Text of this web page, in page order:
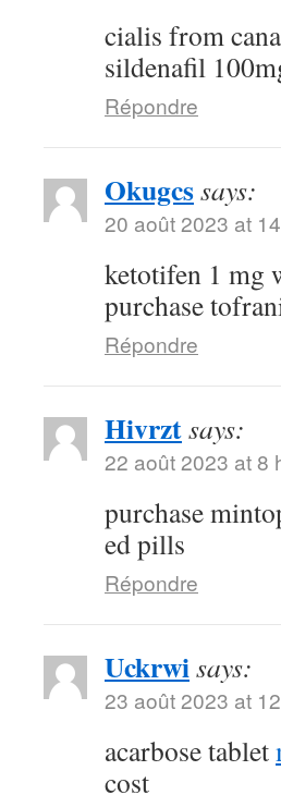
cialis from
sildenafil
Répondre
Okugcssays:
20 août 2023 at
ketotifen 1 mg
purchase
Répondre
Hivrztsays:
22 août 2023 at 8
purchase
ed pills
Répondre
Uckrwisays:
23 août 2023 at
acarbose tablet
cost